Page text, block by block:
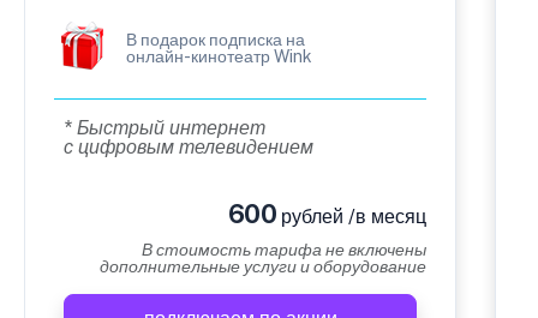
В подарок подписка на
онлайн-кинотеатр Wink
* Быстрый интернет
с цифровым телевидением
600 рублей /в месяц
В стоимость тарифа не включены
дополнительные услуги и оборудование